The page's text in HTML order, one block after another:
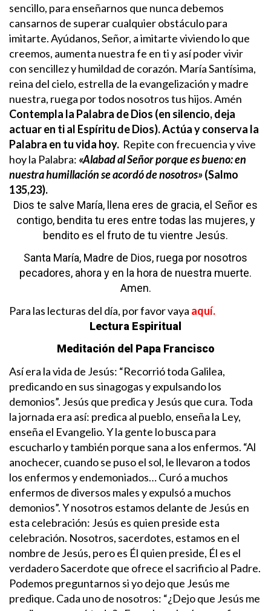
sencillo, para enseñarnos que nunca debemos
cansarnos de superar cualquier obstáculo para
imitarte.Ayúdanos, Señor, a imitarte viviendo lo que
creemos, aumenta nuestra fe en ti y así poder vivir
con sencillez y humildad de corazón. María Santísima,
reina del cielo, estrella de la evangelización y madre
nuestra, ruega por todos nosotros tus hijos. Amén
Contempla la Palabra de Dios (en silencio, deja
actuar en ti al Espíritu de Dios). Actúa y conserva la
Palabra en tu vida hoy. Repite con frecuencia y vive
hoy la Palabra: «Alabad al Señor porque es bueno: en
nuestra humillación se acordó de nosotros»(Salmo
135,23).
Dios te salve María, llena eres de gracia, el Señor es
contigo, bendita tu eres entre todas las mujeres, y
bendito es el fruto de tu vientre Jesús.
Santa María, Madre de Dios, ruega por nosotros
pecadores, ahora y en la hora de nuestra muerte.
Amen.
Para las lecturas del día, por favor vaya aquí.
Lectura Espiritual
Meditación del Papa Francisco
Así era la vida de Jesús: “Recorrió toda Galilea,
predicando en sus sinagogas y expulsando los
demonios”. Jesús que predica y Jesús que cura. Toda
la jornada era así: predica al pueblo, enseña la Ley,
enseña el Evangelio. Y la gente lo busca para
escucharlo y también porque sana a los enfermos. “Al
anochecer, cuando se puso el sol, le llevaron a todos
los enfermos y endemoniados… Curó a muchos
enfermos de diversos males y expulsó a muchos
demonios”.Y nosotros estamos delante de Jesús en
esta celebración: Jesús es quien preside esta
celebración. Nosotros, sacerdotes, estamos en el
nombre de Jesús, pero es Él quien preside, Él es el
verdadero Sacerdote que ofrece el sacrificio al Padre.
Podemos preguntarnos si yo dejo que Jesús me
predique. Cada uno de nosotros: “¿Dejo que Jesús me